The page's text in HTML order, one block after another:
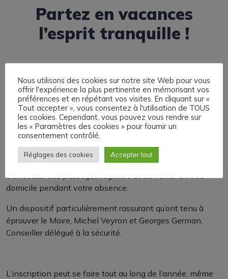
Partez en vacances
l’esprit tranquille !
La Municipalité de Saint-Etienne de Saint-Geoirs et
son service de Police Municipale mettent en place
l’Opération Tranquillité Vacances.
Afin de prévenir les éventuels cambriolages, la Police
Municipale propose aux habitants de la commune
d’effectuer des passages réguliers et de veiller à votre
domicile pendant votre absence.
Un dispositif particulièrement rassurant qu’ont tenu à
éprouver le Maire, Michel Veyron et Georges German,
Conseiller délégué à la sécurité.
L’inscription peut se faire tout au long de l’année, même
Nous utilisons des cookies sur notre site Web pour vous
offrir l'expérience la plus pertinente en mémorisant vos
préférences et en répétant vos visites. En cliquant sur «
Tout accepter », vous consentez à l'utilisation de TOUS
les cookies. Cependant, vous pouvez vous rendre sur
les « Paramètres des cookies » pour fournir un
consentement contrôlé.
Réglages des cookies Accepter tout